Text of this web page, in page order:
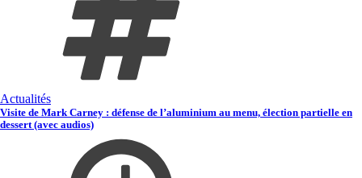
Actualités
Visite de Mark Carney : défense de l’aluminium au menu, élection partielle en
dessert (avec audios)